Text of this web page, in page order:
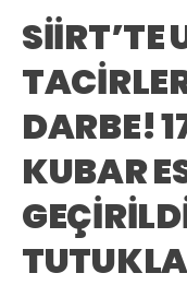
SİİRT’TE
DARBE!
KUBAR